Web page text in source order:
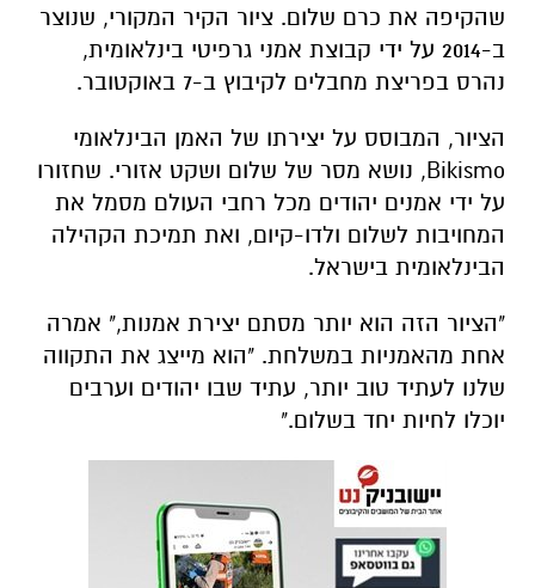
שהקיפה את כרם שלום. ציור הקיר המקורי, שנוצר
ב-2014 על ידי קבוצת אמני גרפיטי בינלאומית,
נהרס בפריצת מחבלים לקיבוץ ב-7 באוקטובר.
הציור, המבוסס על יצירתו של האמן הבינלאומי
Bikismo, נושא מסר של שלום ושקט אזורי. שחזורו
על ידי אמנים יהודים מכל רחבי העולם מסמל את
המחויבות לשלום ולדו-קיום, ואת תמיכת הקהילה
הבינלאומית בישראל.
"הציור הזה הוא יותר מסתם יצירת אמנות," אמרה
אחת מהאמניות במשלחת. "הוא מייצג את התקווה
שלנו לעתיד טוב יותר, עתיד שבו יהודים וערבים
יוכלו לחיות יחד בשלום."